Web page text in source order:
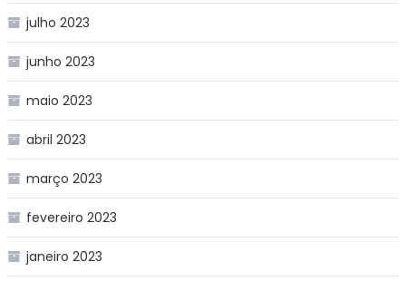
julho 2023
junho 2023
maio 2023
abril 2023
março 2023
fevereiro 2023
janeiro 2023